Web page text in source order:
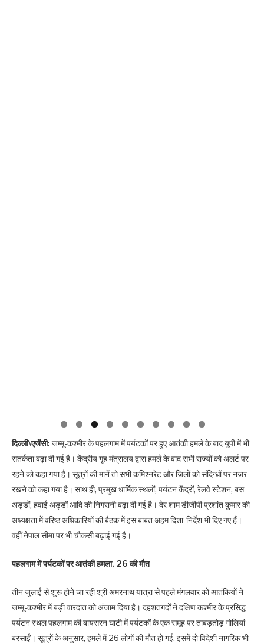
दिल्ली\एजेंसी: जम्मू-कश्मीर के पहलगाम में पर्यटकों पर हुए आतंकी हमले के बाद यूपी में भी
सतर्कता बढ़ा दी गई है। केंद्रीय गृह मंत्रालय द्वारा हमले के बाद सभी राज्यों को अलर्ट पर
रहने को कहा गया है। सूत्रों की मानें तो सभी कमिश्नरेट और जिलों को संदिग्धों पर नजर
रखने को कहा गया है। साथ ही, प्रमुख धार्मिक स्थलों, पर्यटन केंद्रों, रेलवे स्टेशन, बस
अड्डों, हवाई अड्डों आदि की निगरानी बढ़ा दी गई है। देर शाम डीजीपी प्रशांत कुमार की
अध्यक्षता में वरिष्ठ अधिकारियों की बैठक में इस बाबत अहम दिशा-निर्देश भी दिए गए हैं।
वहीं नेपाल सीमा पर भी चौकसी बढ़ाई गई है।
पहलगाम में पर्यटकों पर आतंकी हमला, 26 की मौत
तीन जुलाई से शुरू होने जा रही श्री अमरनाथ यात्रा से पहले मंगलवार को आतंकियों ने
जम्मू-कश्मीर में बड़ी वारदात को अंजाम दिया है। दहशतगर्दों ने दक्षिण कश्मीर के प्रसिद्ध
पर्यटन स्थल पहलगाम की बायसरन घाटी में पर्यटकों के एक समूह पर ताबड़तोड़ गोलियां
बरसाईं। सूत्रों के अनुसार, हमले में 26 लोगों की मौत हो गई, इसमें दो विदेशी नागरिक भी